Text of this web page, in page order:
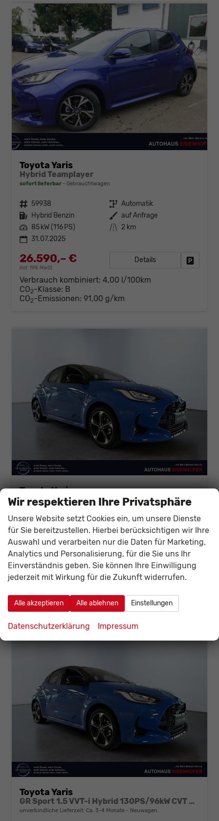
Toyota Yaris
Hybrid Teamplayer
sofort lieferbar Gebrauchtwagen
Fahrzeugnr. 59938 Getriebe Automatik
Kraftstoff Hybrid Benzin Außenfarbe auf Anfrage
Leistung 85 kW (116 PS) Kilometerstand 2 km
31.07.2025
26.590,– €
incl. 19% MwSt.
Details
Verbrauch kombiniert: 4,00 l/100km
CO2-Klasse: B
CO2-Emissionen: 91,00 g/km
Toyota Yaris
Style 1.5 VVT-i Hybrid 130PS/96kW CVT 2026
unverbindliche Lieferzeit: Ca. 3-4 Monate
Fahrzeugnr. 141494 Getriebe
Variomatic/CVT, stufenlos
Kraftstoff Benzin Leistung 96 kW (131 PS)
28.550,– €
incl. 19% MwSt.
Details
Verbrauch kombiniert:4,20 l/100km
CO2-Emissionen:91,00 g/km
Toyota Yaris
GR Sport 1.5 VVT-i Hybrid 130PS/96kW CVT 2026
unverbindliche Lieferzeit: Ca. 3-4 Monate Neuwagen
Wir respektieren Ihre Privatsphäre
Unsere Website setzt Cookies ein, um unsere Dienste
für Sie bereitzustellen. Hierbei berücksichtigen wir Ihre
Auswahl und verarbeiten nur die Daten für Marketing,
Analytics und Personalisierung, für die Sie uns Ihr
Einverständnis geben. Sie können Ihre Einwilligung
jederzeit mit Wirkung für die Zukunft widerrufen.
Alle akzeptieren Alle ablehnen Einstellungen
Datenschutzerklärung Impressum